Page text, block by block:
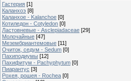
Гастерия [1]
Каланхоэ [8]
Каланхое - Kalanchoe [0]
Котиледон - Cotyledon [0]
Ластовневые - Asclepiadaceae [29]
Молочайные [47]
Мезембриантемовые [11]
Очиток, седум - Sedum [0]
Пахиподиумы [12]
Пахифитум - Pachyphytum [0]
Пиарантус [3]
Рохея, рошея - Rochea [0]